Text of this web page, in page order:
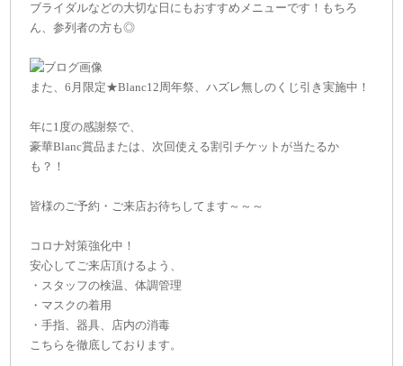
ブライダルなどの大切な日にもおすすめメニューです！もちろ
ん、参列者の方も◎
また、6月限定★Blanc12周年祭、ハズレ無しのくじ引き実施中！
年に1度の感謝祭で、
豪華Blanc賞品または、次回使える割引チケットが当たるか
も？！
皆様のご予約・ご来店お待ちしてます～～～
コロナ対策強化中！
安心してご来店頂けるよう、
・スタッフの検温、体調管理
・マスクの着用
・手指、器具、店内の消毒
こちらを徹底しております。